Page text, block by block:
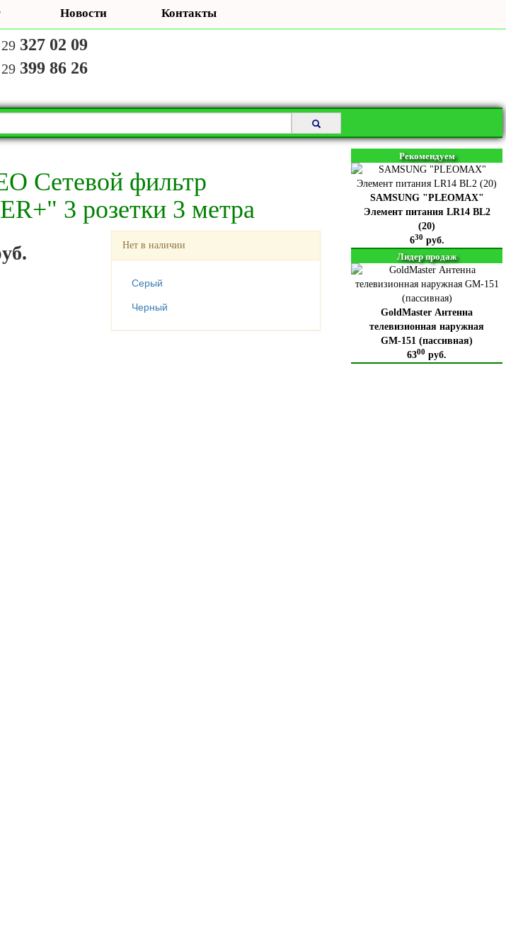
Новости Контакты
327 02 09
399 86 26
Сетевой фильтр
3 розетки 3 метра
Нет в наличии
Серый
Черный
Рекомендуем
SAMSUNG "PLEOMAX"
Элемент питания LR14 BL2
(20)
630 руб.
Лидер продаж
GoldMaster Антенна
телевизионная наружная
GM-151 (пассивная)
6300 руб.